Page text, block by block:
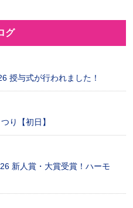
グ
授与式が行われました！
り【初日】
新人賞・大賞受賞！ハーモ